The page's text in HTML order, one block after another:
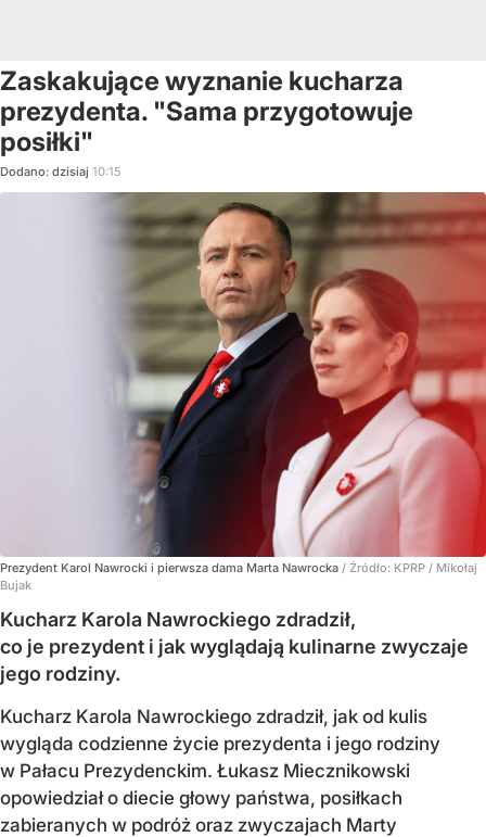
Zaskakujące wyznanie kucharza
prezydenta. "Sama przygotowuje
posiłki"
Dodano: dzisiaj 10:15
Prezydent Karol Nawrocki i pierwsza dama Marta Nawrocka / Źródło: KPRP / Mikołaj
Bujak
Kucharz Karola Nawrockiego zdradził,
co je prezydent i jak wyglądają kulinarne zwyczaje
jego rodziny.
Kucharz Karola Nawrockiego zdradził, jak od kulis
wygląda codzienne życie prezydenta i jego rodziny
w Pałacu Prezydenckim. Łukasz Miecznikowski
opowiedział o diecie głowy państwa, posiłkach
zabieranych w podróż oraz zwyczajach Marty